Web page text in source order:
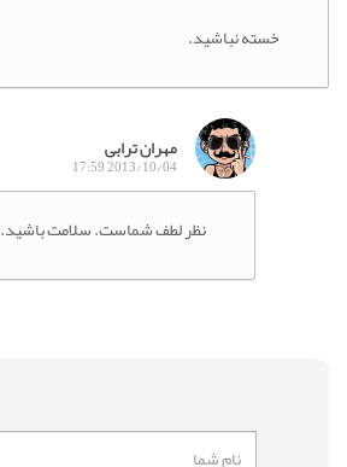
خسته نباشید.
مهران ترابی
2013/10/04 17:59
نظر لطف شماست. سلامت باشید.